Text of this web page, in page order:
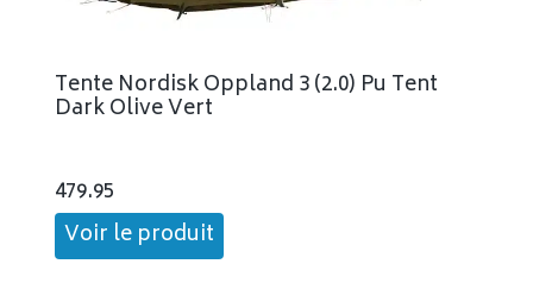
Tente Nordisk Oppland 3 (2.0) Pu Tent
Dark Olive Vert
479.95
Voir le produit